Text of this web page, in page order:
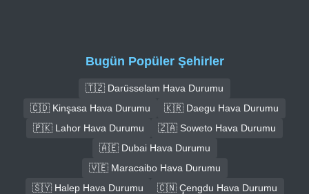
Bugün Popüler Şehirler
🇹🇿 Darüsselam Hava Durumu
🇨🇩 Kinşasa Hava Durumu
🇰🇷 Daegu Hava Durumu
🇵🇰 Lahor Hava Durumu
🇿🇦 Soweto Hava Durumu
🇦🇪 Dubai Hava Durumu
🇻🇪 Maracaibo Hava Durumu
🇸🇾 Halep Hava Durumu
🇨🇳 Çengdu Hava Durumu